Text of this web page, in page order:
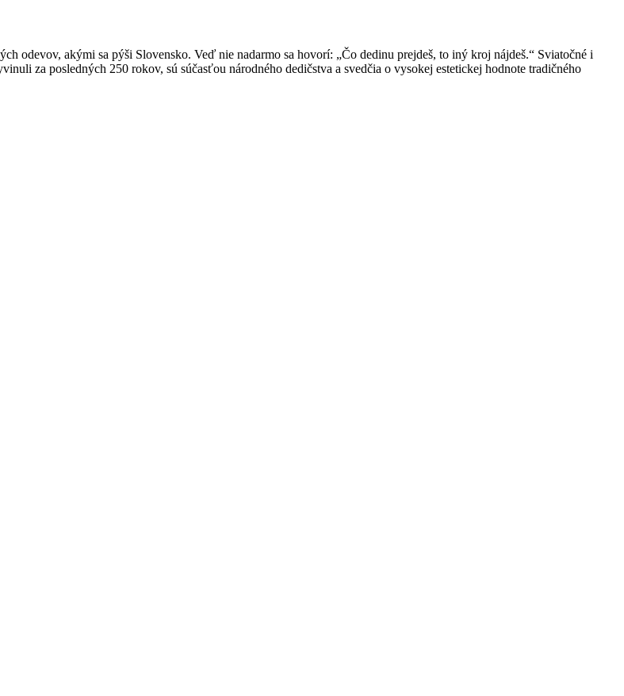
odevov, akými sa pýši Slovensko. Veď nie nadarmo sa hovorí: „Čo dedinu prejdeš, to iný kroj nájdeš.“ Sviatočné i
za posledných 250 rokov, sú súčasťou národného dedičstva a svedčia o vysokej estetickej hodnote tradičného